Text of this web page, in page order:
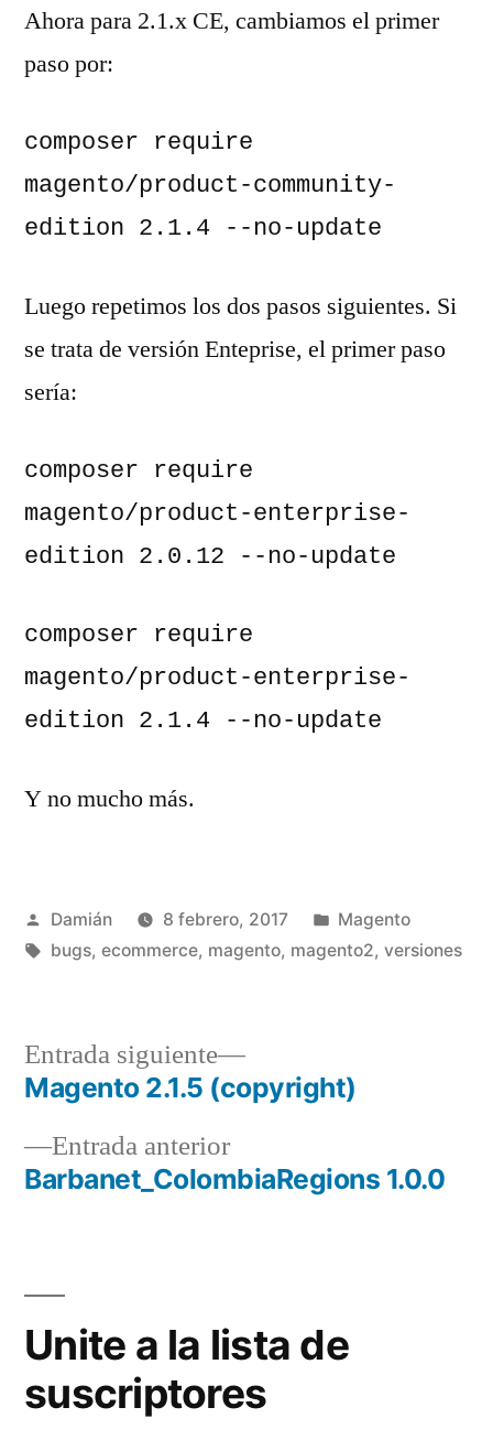
Ahora para 2.1.x CE, cambiamos el primer
paso por:
composer require
magento/product-community-
edition 2.1.4 --no-update
Luego repetimos los dos pasos siguientes. Si
se trata de versión Enteprise, el primer paso
sería:
composer require
magento/product-enterprise-
edition 2.0.12 --no-update
composer require
magento/product-enterprise-
edition 2.1.4 --no-update
Y no mucho más.
Publicado
por
Damián 8 febrero, 2017
Publicado
en
Magento
Etiquetas:
bugs, ecommerce, magento, magento2, versiones
Navegación
de
entradas
Entrada anteriorEntrada
anterior:
Barbanet_ColombiaRegions 1.0.0
Entrada siguiente
Entrada
siguiente:
Magento 2.1.5 (copyright)
Unite a la lista de
suscriptores